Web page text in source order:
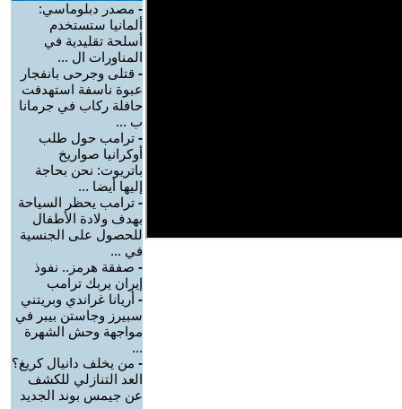
- مصدر دبلوماسي:
ألمانيا ستستخدم
أسلحة تقليدية في
المناورات ال ...
- قتلى وجرحى بانفجار
عبوة ناسفة استهدفت
حافلة ركاب في جرمانا
ب ...
- ترامب حول طلب
أوكرانيا صواريخ
باتريوت: نحن بحاجة
إليها أيضا ...
- ترامب يحظر السياحة
بهدف ولادة الأطفال
للحصول على الجنسية
في ...
- صفقة هرمز.. نفوذ
إيران يربك ترامب
- أريانا غراندي وبريتني
سبيرز وجاستن بيبر في
مواجهة وحش الشهرة
...
- من يخلف دانيال كريغ؟
العد التنازلي للكشف
عن جيمس بوند الجديد